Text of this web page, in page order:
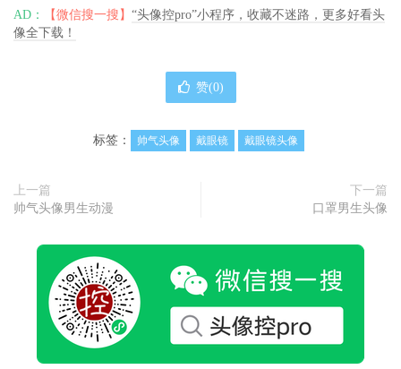
AD： 【微信搜一搜】 “头像控pro”小程序，收藏不迷路，更多好看头
像全下载！
赞(0)
标签： 帅气头像 戴眼镜 戴眼镜头像
上一篇
帅气头像男生动漫
下一篇
口罩男生头像